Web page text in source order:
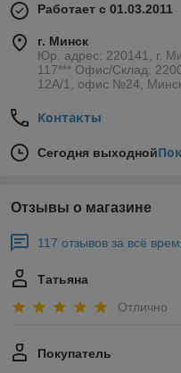
Работает с 01.03.2011
г. Минск
Юр. адрес: 220141, г.
117*** Офис/Склад:
12А/1, офис №24,
Контакты
Сегодня выходной
Отзывы о магазине
117 отзывов за всё
Татьяна
Отлично
Покупатель